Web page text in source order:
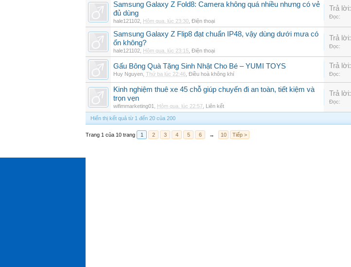
Samsung Galaxy Z Fold8: Camera không quá nhiều nhưng có vẻ
đủ dùng
hale121102 Hôm qua, lúc 23:30 Điện thoại
Trả lời:
Đọc:
Samsung Galaxy Z Flip8 đạt chuẩn IP48, vậy dùng dưới mưa có
ổn không?
hale121102 Hôm qua, lúc 23:15 Điện thoại
Trả lời:
Đọc:
Gấu Bông Quà Tặng Sinh Nhật Cho Bé – YUMI TOYS
Huy Nguyen Thứ ba lúc 22:46 Điều hoà không khí
Trả lời:
Đọc:
Kinh nghiệm thuê xe 45 chỗ giúp chuyến đi an toàn, tiết kiệm và
trọn vẹn
wifimmarketing01 Hôm qua, lúc 22:57 Liên kết
Trả lời:
Đọc:
Hiển thị kết quả từ 1 đến 20 của 200
Trang 1 của 10 trang 1 2 3 4 5 6 → 10 Tiếp >